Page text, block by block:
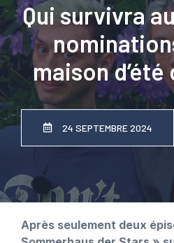
Qui survivra
maison d’été
24 SEPTEMBRE 2024
Après seulement deux